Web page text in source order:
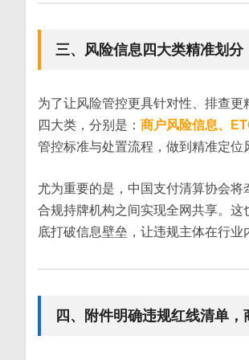
三、风险信息四大类精准划
为了让风险管控更具针对性、排查
四大类，分别是： 商户风险信息、
管控标准与处置流程，做到精准定位
尤为重要的是，中国支付清算协会将
合规持牌机构之间实现全网共享。
底打破信息壁垒，让违规主体在行业
四、附件明确违规红线清单